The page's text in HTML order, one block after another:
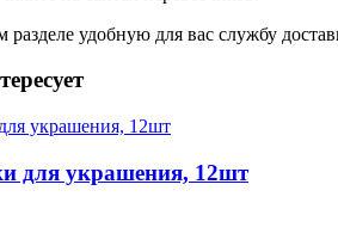
удобную для вас службу
для украшения, 12шт